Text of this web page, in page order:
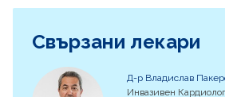
Свързани лекари
Д-р Владислав
Инвазивен Кардиолог